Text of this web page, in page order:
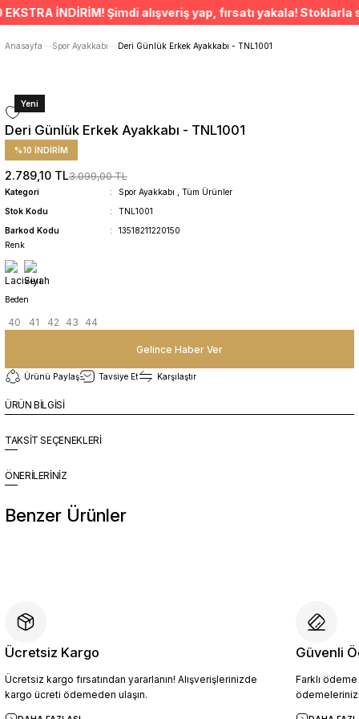
ÜCRETSİZ TESLİMAT İMKANI
SÜRDÜRÜLEBİLİR ÜRÜNLER
Anasayfa
Spor Ayakkabı Deri Günlük Erkek Ayakkabı - TNL1001
Yeni
Deri Günlük Erkek Ayakkabı - TNL1001
%10 İNDİRİM
2.789,10 TL3.099,00 TL
Kategori Spor Ayakkabı
Tüm Ürünler
Stok Kodu
TNL1001
Barkod Kodu
13518211220150
Renk
Beden
40 41 42 43 44
Gelince Haber Ver
Ürünü Paylaş Tavsiye Et Karşılaştır
ÜRÜN BİLGİSİ
TAKSİT SEÇENEKLERİ
ÖNERİLERİNİZ
Benzer Ürünler
4.094,10 TL
4.549,00 TL
Sepete Ekle
Ücretsiz Kargo
Ücretsiz kargo fırsatından yararlanın! Alışverişlerinizde
kargo ücreti ödemeden ulaşın.
Güvenli
Farklı
İNDİRİM! Şimdi alışveriş yap, fırsatı yakala!